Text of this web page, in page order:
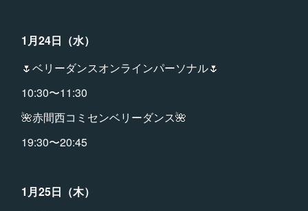
1月24日（水）
🌷ベリーダンスオンラインパーソナル🌷
10:30〜11:30
🌺赤間西コミセンベリーダンス🌺
19:30〜20:45
1月25日（木）